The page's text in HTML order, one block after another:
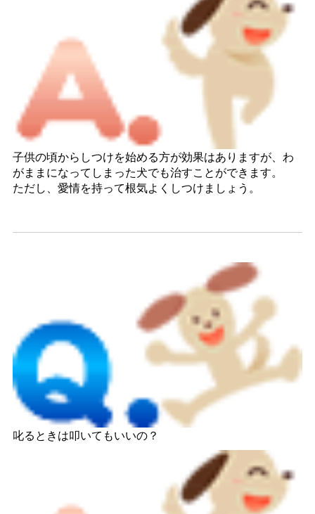
子供の頃からしつけを始める方が効果はありますが、わ
がままになってしまった犬でも治すことができます。
ただし、愛情を持って根気よくしつけましょう。
叱るときは叩いてもいいの？